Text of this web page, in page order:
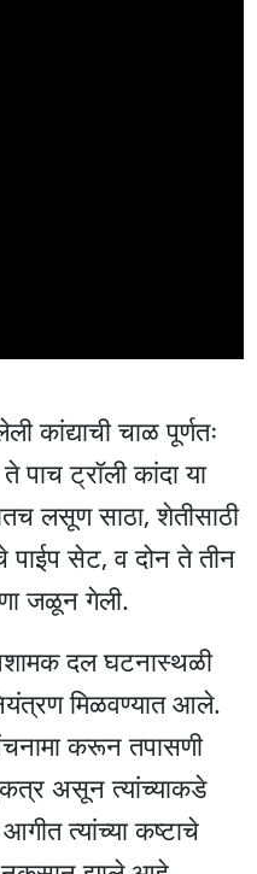
कांद्याची चाळ पूर्णतः
ट्रॉली कांदा या
लसूण साठा, शेतीसाठी
सेट, व दोन ते तीन
जळून गेली.
दल घटनास्थळी
मिळवण्यात आले.
करून तपासणी
असून त्यांच्याकडे
त्यांच्या कष्टाचे